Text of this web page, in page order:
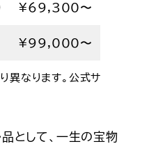
¥69,300〜
¥99,000〜
異なります。公式サ
として、一生の宝物